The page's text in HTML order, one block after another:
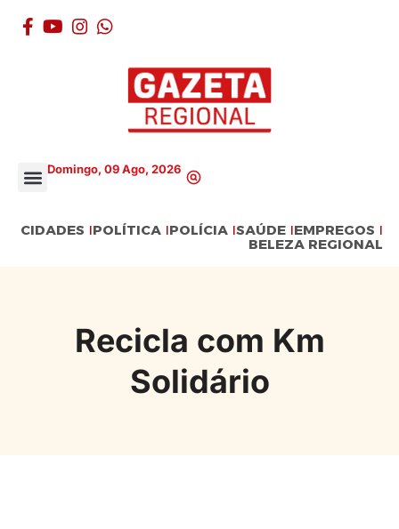
Domingo, 09 Ago, 2026
CIDADES POLÍTICA POLÍCIA SAÚDE EMPREGOS
BELEZA REGIONAL
Recicla com Km
Solidário